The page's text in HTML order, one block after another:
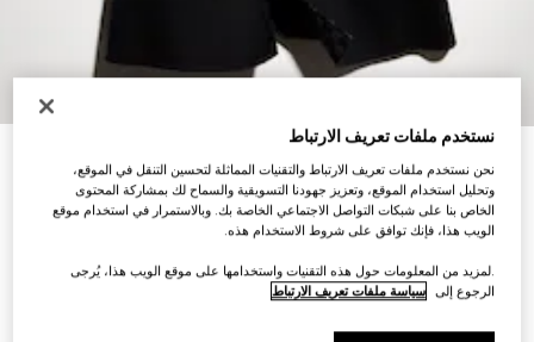
كاب من الصوف والحرير مع حلية Horsebit
€ 3.070
نستخدم ملفات تعريف الارتباط
نحن نستخدم ملفات تعريف الارتباط والتقنيات المماثلة لتحسين التنقل في الموقع،
وتحليل استخدام الموقع، وتعزيز جهودنا التسويقية والسماح لك بمشاركة المحتوى
الخاص بنا على شبكات التواصل الاجتماعي الخاصة بك. وبالاستمرار في استخدام موقع
الويب هذا، فإنك توافق على شروط الاستخدام هذه.
.لمزيد من المعلومات حول هذه التقنيات واستخدامها على موقع الويب هذا، يُرجى
الرجوع إلى سياسة ملفات تعريف الارتباط